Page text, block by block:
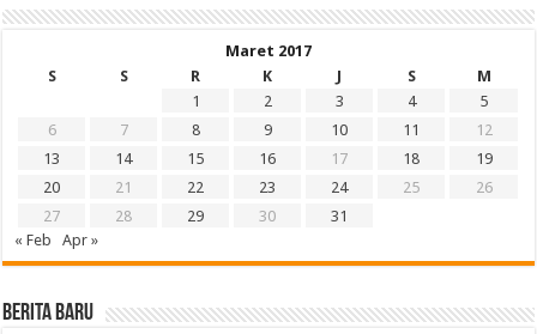
Maret 2017
S
S R K J S
M
1
2 3 4
5
6
7 8 9 10 11
12
13
14 15 16 17 18
19
20
21 22 23 24 25
26
27
28 29 30
31
« Feb
Apr »
BERITA BARU